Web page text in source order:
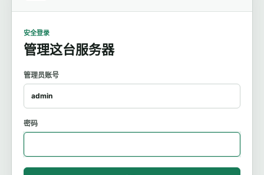
安全登录
管理这台服务器
管理员账号
密码